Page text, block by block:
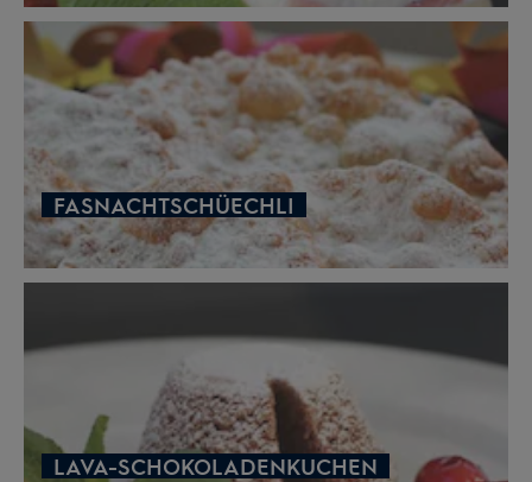
FASNACHTSCHÜECHLI
LAVA-SCHOKOLADENKUCHEN